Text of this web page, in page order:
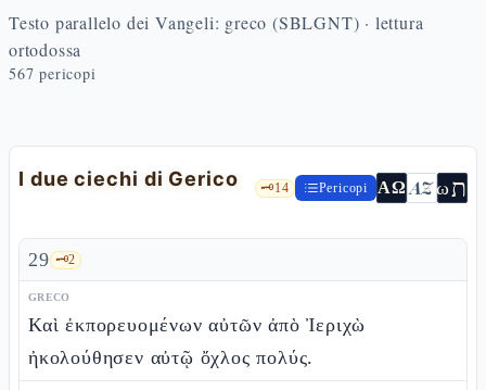
Testo parallelo dei Vangeli: greco (SBLGNT) · lettura
ortodossa
567 pericopi
I due ciechi di Gerico 🗝️14 Pericopi ΑΩ AZωת
29 🗝️2
GRECO
Καὶ ἐκπορευομένων αὐτῶν ἀπὸ Ἰεριχὼ
ἠκολούθησεν αὐτῷ ὄχλος πολύς.